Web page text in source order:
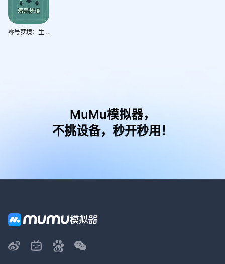
零号梦境：生存
MuMu模拟器，
不挑设备，秒开秒用！